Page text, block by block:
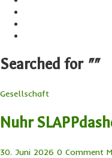
Searched for ""
Gesellschaft
Nuhr
30. Juni 2026 0 Comment